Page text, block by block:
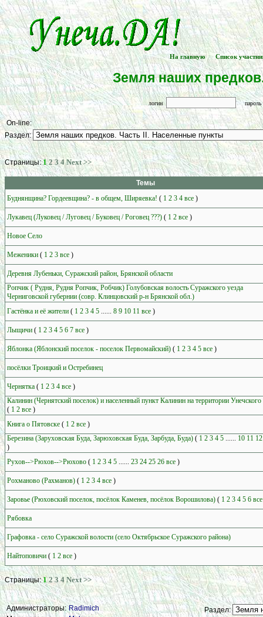
[На главную ] -- [ Список
Земля наших
логин
On-line:
Раздел:
Страницы:1 2 3 4 Next >>
Темы
Буднянщина? Гордеевщина? - в общем, Ширяевка! ( 1 2 3 4 все )
Лукавец (Луковец / Луговец / Буковец / Роговец ???) ( 1 2 все )
Новое Село
Меженики ( 1 2 3 все )
Деревня Лубеньки, Суражский район, Брянской области
Ропчик ( Рудня, Рудня Ропчик, Робчик) Голубовская волость Суражского уезда
Черниговской губернии (совр. Клинцовский р-н Брянской обл.)
Гастёнка и её жители ( 1 2 3 4 5 ...... 8 9 10 11 все )
Лыщичи ( 1 2 3 4 5 6 7 все )
Яблонка (Яблонский поселок - поселок Первомайский) ( 1 2 3 4 5 все )
посёлки Троицкий и Остребинец
Чернятка ( 1 2 3 4 все )
Калинин (Чернятский поселок) и населенный пункт Калинин на территории Унечского
( 1 2 все )
Книга о Пятовске ( 1 2 все )
Березина (Заруховская Буда, Зарюховская Буда, Зарбуда, Буда) ( 1 2 3 4 5 ...... 10 11 12
)
Рухов-->Рюхов-->Рюхово ( 1 2 3 4 5 ...... 23 24 25 26 все )
Рохманово (Рахманов) ( 1 2 3 4 все )
Заровье (Рюховский поселок, посёлок Каменев, посёлок Ворошилова) ( 1 2 3 4 5 6 все
Рябовка
Графовка - село Суражской волости (село Октябрьское Суражского района)
Найтоповичи ( 1 2 все )
Страницы:1 2 3 4 Next >>
Администраторы: Radimich
Раздел: